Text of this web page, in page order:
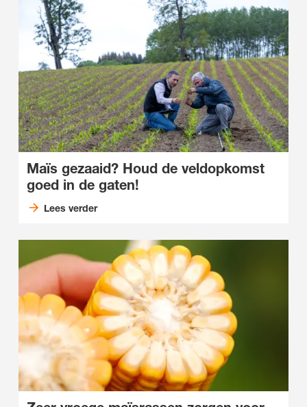
Maïs gezaaid? Houd de veldopkomst
goed in de gaten!
Lees verder